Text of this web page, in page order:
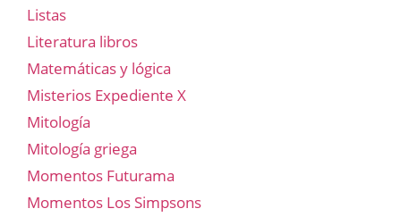
Listas
Literatura libros
Matemáticas y lógica
Misterios Expediente X
Mitología
Mitología griega
Momentos Futurama
Momentos Los Simpsons